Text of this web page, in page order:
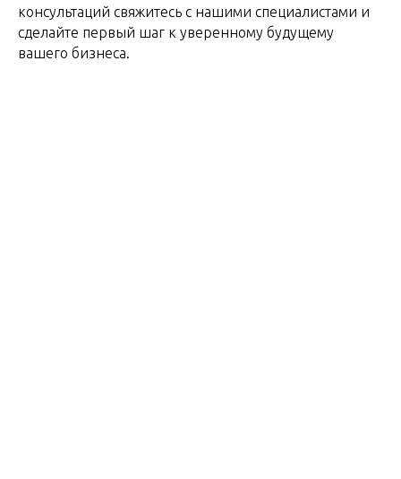
консультаций свяжитесь с нашими специалистами и
сделайте первый шаг к уверенному будущему
вашего бизнеса.